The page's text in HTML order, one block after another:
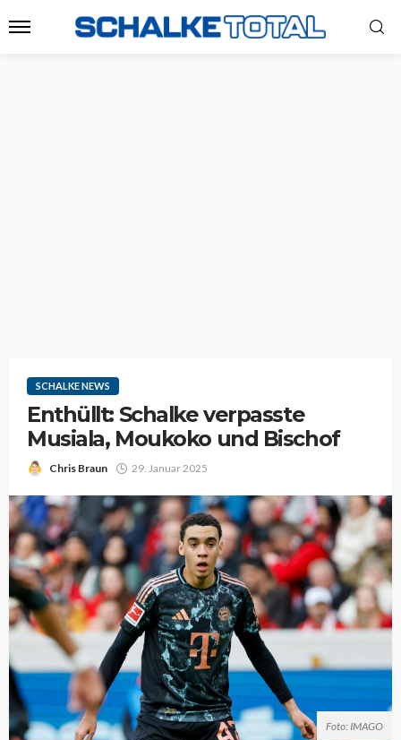
SCHALKE NEWS
Enthüllt: Schalke verpasste
Musiala, Moukoko und Bischof
Chris Braun 29. Januar 2025
Foto: IMAGO